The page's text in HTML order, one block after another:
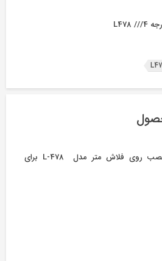
اسپات‌متر ۵ درجه قابل نصب روی فلاش متر مدل L-478 برای